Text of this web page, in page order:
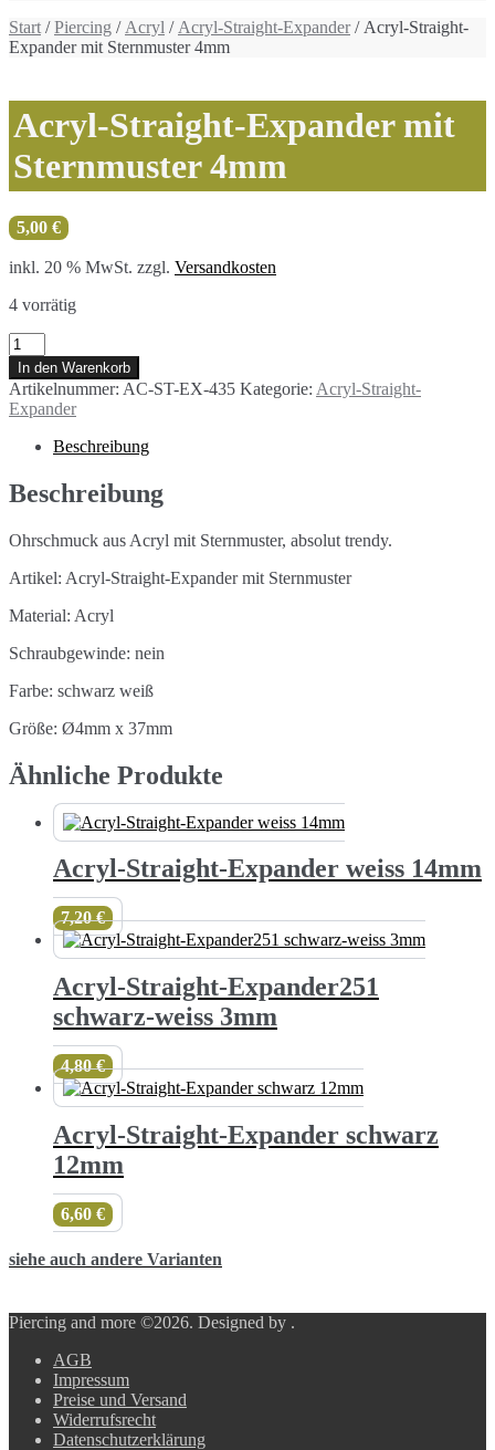
Start /Piercing / Acryl / Acryl-Straight-Expander/ Acryl-Straight-
Expander mit Sternmuster 4mm
Acryl-Straight-Expander mit
Sternmuster 4mm
5,00 €
inkl. 20 % MwSt. zzgl. Versandkosten
4 vorrätig
Acryl-
Straight-
Expander
mit
Sternmuster
4mm
Menge
In den Warenkorb
Artikelnummer: AC-ST-EX-435 Kategorie: Acryl-Straight-
Expander
Beschreibung
Beschreibung
Ohrschmuck aus Acryl mit Sternmuster, absolut trendy.
Artikel: Acryl-Straight-Expander mit Sternmuster
Material: Acryl
Schraubgewinde: nein
Farbe: schwarz weiß
Größe: Ø4mm x 37mm
Ähnliche Produkte
Acryl-Straight-Expander weiss 14mm
7,20€
Acryl-Straight-Expander251
schwarz-weiss 3mm
4,80€
Acryl-Straight-Expander schwarz
12mm
6,60 €
siehe auch andere Varianten
Piercing and more ©2026. Designed by .
AGB
Impressum
Preise und Versand
Widerrufsrecht
Datenschutzerklärung